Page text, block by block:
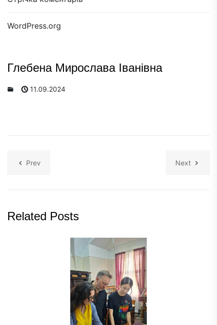
WordPress.org
Глебена Мирослава Іванівна
11.09.2024
Prev Next
Related Posts